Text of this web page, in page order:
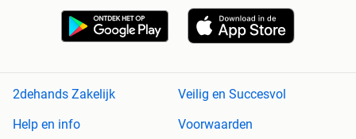
2dehands Zakelijk
Veilig en Succesvol
Help en info
Voorwaarden